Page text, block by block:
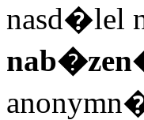
nasd�lel